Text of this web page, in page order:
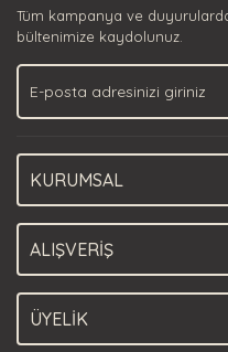
Ürün bilgilerinde hatalar
Ürün fiyatı diğer
Bu ürüne benzer farklı
Tüm kampanya ve
bültenimize kaydolunuz.
KURUMSAL
ALIŞVERİŞ
ÜYELİK